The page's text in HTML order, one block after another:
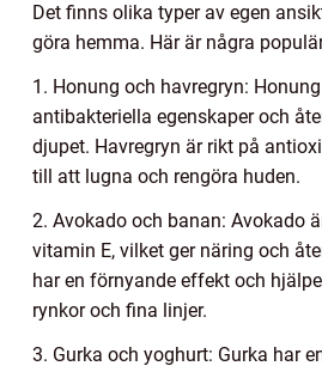
Det finns olika typer av egen
göra hemma. Här är några
1. Honung och havregryn:
antibakteriella egenskaper och
djupet. Havregryn är rikt på
till att lugna och rengöra huden.
2. Avokado och banan: Avokado
vitamin E, vilket ger näring och
har en förnyande effekt och
rynkor och fina linjer.
3. Gurka och yoghurt: Gurka har